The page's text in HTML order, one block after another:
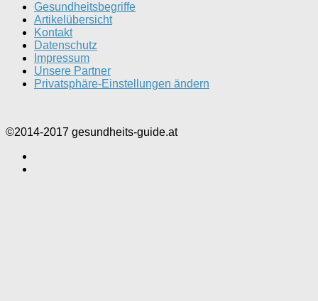
Gesundheitsbegriffe
Artikelübersicht
Kontakt
Datenschutz
Impressum
Unsere Partner
Privatsphäre-Einstellungen ändern
©2014-2017 gesundheits-guide.at